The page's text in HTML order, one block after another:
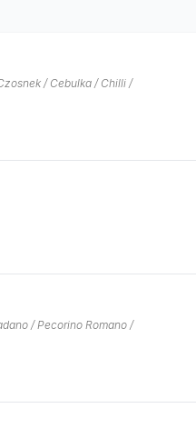
/ Cebulka / Chilli /
/ Pecorino Romano /